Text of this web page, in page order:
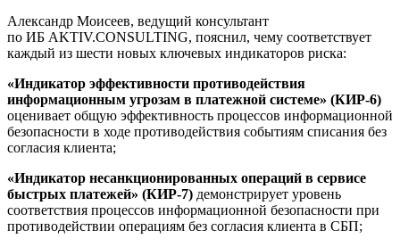
Александр Моисеев, ведущий консультант
по ИБ AKTIV.CОNSULTING, пояснил, чему соответствует
каждый из шести новых ключевых индикаторов риска:
«Индикатор эффективности противодействия
информационным угрозам в платежной системе» (КИР-6)
оценивает общую эффективность процессов информационной
безопасности в ходе противодействия событиям списания без
согласия клиента;
«Индикатор несанкционированных операций в сервисе
быстрых платежей» (КИР-7) демонстрирует уровень
соответствия процессов информационной безопасности при
противодействии операциям без согласия клиента в СБП;